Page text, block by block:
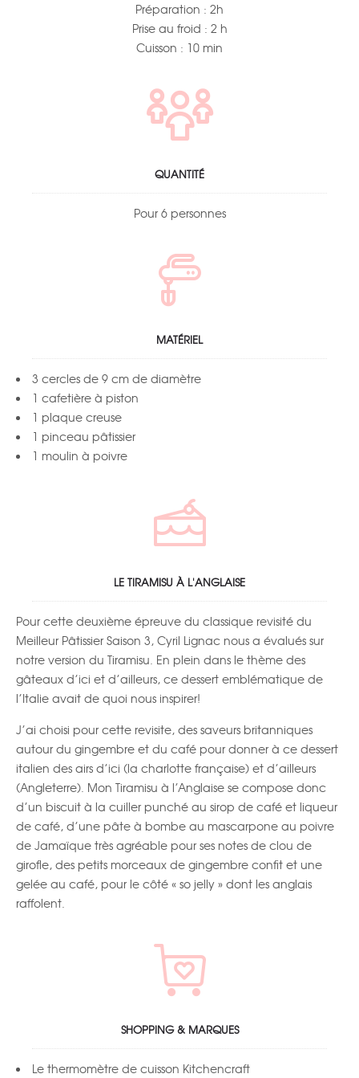
Préparation : 2h
Prise au froid : 2 h
Cuisson : 10 min
QUANTITÉ
Pour 6 personnes
MATÉRIEL
3 cercles de 9 cm de diamètre
1 cafetière à piston
1 plaque creuse
1 pinceau pâtissier
1 moulin à poivre
LE TIRAMISU À L'ANGLAISE
Pour cette deuxième épreuve du classique revisité du
Meilleur Pâtissier Saison 3, Cyril Lignac nous a évalués sur
notre version du Tiramisu. En plein dans le thème des
gâteaux d’ici et d’ailleurs, ce dessert emblématique de
l’Italie avait de quoi nous inspirer!
J’ai choisi pour cette revisite, des saveurs britanniques
autour du gingembre et du café pour donner à ce dessert
italien des airs d’ici (la charlotte française) et d’ailleurs
(Angleterre). Mon Tiramisu à l’Anglaise se compose donc
d’un biscuit à la cuiller punché au sirop de café et liqueur
de café, d’une pâte à bombe au mascarpone au poivre
de Jamaïque très agréable pour ses notes de clou de
girofle, des petits morceaux de gingembre confit et une
gelée au café, pour le côté « so jelly » dont les anglais
raffolent.
SHOPPING & MARQUES
Le thermomètre de cuisson Kitchencraft